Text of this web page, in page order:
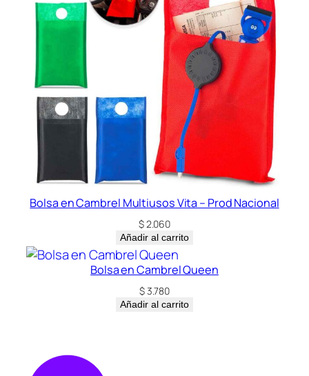
Bolsa en Cambrel Multiusos Vita – Prod Nacional
$2.060
Añadir al carrito
Bolsa en Cambrel Queen
$3.780
Añadir al carrito